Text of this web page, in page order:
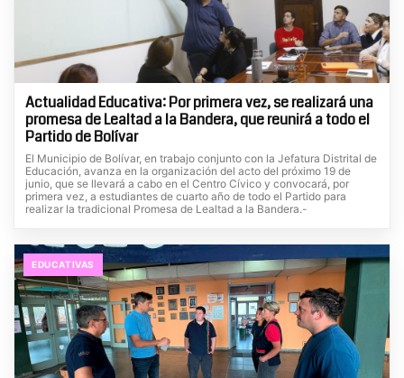
Actualidad Educativa: Por primera vez, se realizará una
promesa de Lealtad a la Bandera, que reunirá a todo el
Partido de Bolívar
El Municipio de Bolívar, en trabajo conjunto con la Jefatura Distrital de
Educación, avanza en la organización del acto del próximo 19 de
junio, que se llevará a cabo en el Centro Cívico y convocará, por
primera vez, a estudiantes de cuarto año de todo el Partido para
realizar la tradicional Promesa de Lealtad a la Bandera.-
EDUCATIVAS